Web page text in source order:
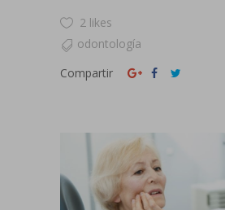
2 likes
odontología
Compartir